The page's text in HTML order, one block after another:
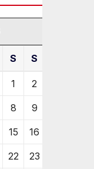
S S
1 2
8 9
15 16
22 23